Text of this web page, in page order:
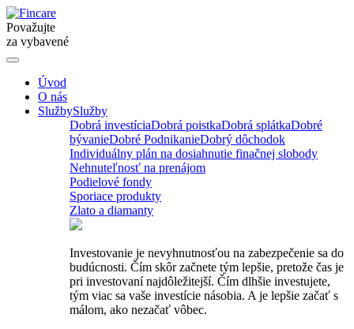
Považujte
za vybavené
Úvod
O nás
SlužbySlužby
Dobrá investíciaDobrá poistkaDobrá splátkaDobré
bývanieDobré PodnikanieDobrý dôchodok
Individuálny plán na dosiahnutie finačnej slobody
Nehnuteľnosť na prenájom
Podielové fondy
Sporiace produkty
Zlato a diamanty
Investovanie je nevyhnutnosťou na zabezpečenie sa do
budúcnosti. Čím skôr začnete tým lepšie, pretože čas je
pri investovaní najdôležitejší. Čím dlhšie investujete,
tým viac sa vaše investície násobia. A je lepšie začať s
málom, ako nezačať vôbec.